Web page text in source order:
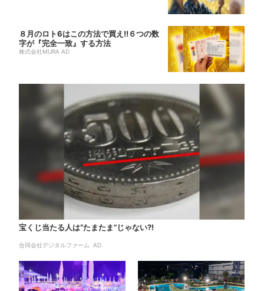
８月のロト6はこの方法で買え!!６つの数
字が『完全一致』する方法
株式会社MURA AD
宝くじ当たる人は“たまたま”じゃない?!
合同会社デジタルファーム AD